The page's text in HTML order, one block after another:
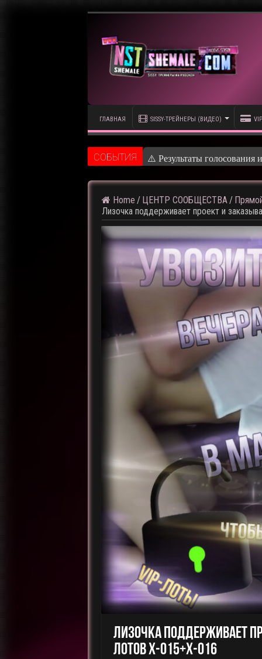
ГЛАВНАЯ SISSY-ТРЕЙНЕРЫ (ВИДЕО)
CОБЫТИЯ ⚠️ Результаты голосования
Home / ЦЕНТР СООБЩЕСТВА /
Лизочка поддерживает проект и
Лизочка Поддерживает
Лотов X-015+X-016